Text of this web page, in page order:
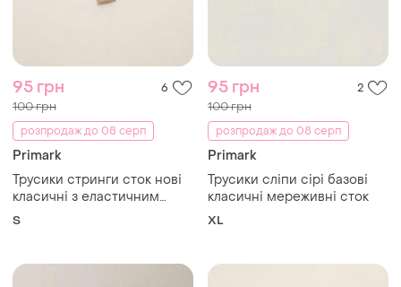
95 грн 6
100 грн
розпродаж до 08 серп
Primark
Трусики стринги сток нові
класичні з еластичним
поясом
S
95 грн 2
100 грн
розпродаж до 08 серп
Primark
Трусики сліпи сірі базові
класичні мереживні сток
XL